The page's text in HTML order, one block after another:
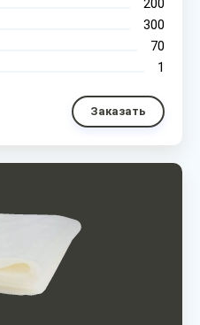
200
300
70
1
Заказать